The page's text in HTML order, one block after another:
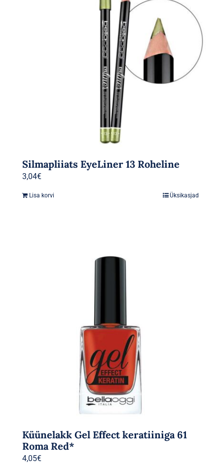
Silmapliiats EyeLiner 13 Roheline
3,04€
Lisa korvi Üksikasjad
Küünelakk Gel Effect keratiiniga 61
Roma Red*
4,05€